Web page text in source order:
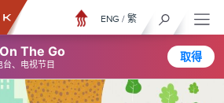
The Go
、电视节目
取得
ENG / 繁